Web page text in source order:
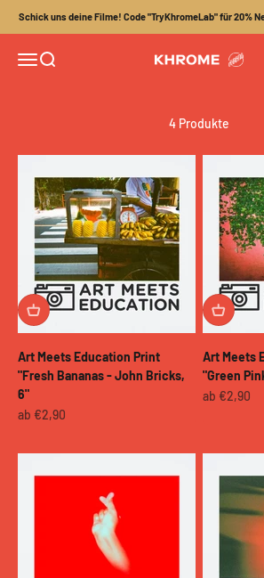
Schick uns deine Filme! Code "TryKhromeLab" für 20%
MenüSuche Khrome
4 Produkte
Art Meets Education Print
"Fresh Bananas - John Bricks,
6"
Angebot
ab €2,90
Art Meets
"Green
Angebot
ab €2,90